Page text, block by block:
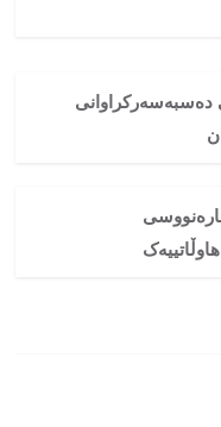
دەسبەسەرکراوانی
هاوڵاتییەک